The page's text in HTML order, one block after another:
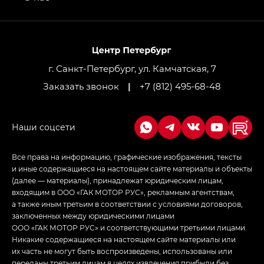
Джи Икс ПРЕМИУМ — GX PREMIUM, ЛАУНЖ —
LOUNGE
Empow — Эмпау (Empow) в комплектации
в спортивном стиле — GL(S-Style)
г. Санкт-Петербург, ул. Камчатская, 7
Заказать звонок
| +7 (812) 495-68-48
Все права на информацию, графические изображения, тексты
и иные содержащиеся на настоящем сайте материалы и объекты
(далее — материалы), принадлежат юридическим лицам,
входящим в ООО «ГАК МОТОР РУС», рекламным агентствам,
а также иным третьим в соответствии с условиями договоров,
заключенных между юридическими лицами
ООО «ГАК МОТОР РУС» и соответствующими третьими лицами.
Никакие содержащиеся на настоящем сайте материалы или
их часть не могут быть воспроизведены, использованы или